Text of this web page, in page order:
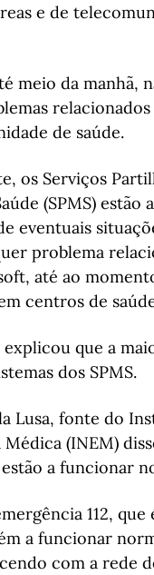
e de
meio da manhã,
relacionados
de saúde.
os Serviços
(SPMS) estão
eventuais
problema
até ao
centros de
explicou que a
dos SPMS.
Lusa, fonte do
(INEM)
a funcionar
112, que
a funcionar
com a rede